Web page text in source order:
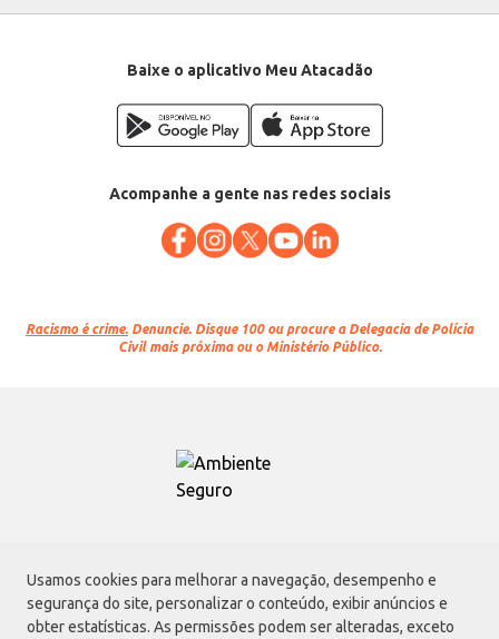
Usamos cookies para melhorar a navegação, desempenho e
segurança do site, personalizar o conteúdo, exibir anúncios e
obter estatísticas. As permissões podem ser alteradas, exceto
Baixe o aplicativo Meu Atacadão
Acompanhe a gente nas redes sociais
Racismo é crime. Denuncie. Disque 100 ou procure a Delegacia de Polícia
Civil mais próxima ou o Ministério Público.
Atacadão S.A.
Avenida Morvan Dias de Figueiredo, 6169, Vila Maria, São Paulo - SP | CEP
02170-901 | CNPJ: 75.315.333/0001-09